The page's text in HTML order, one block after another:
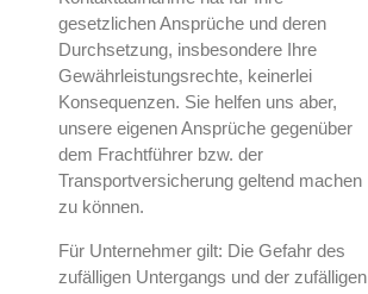
gesetzlichen Ansprüche und deren
Durchsetzung, insbesondere Ihre
Gewährleistungsrechte, keinerlei
Konsequenzen. Sie helfen uns aber,
unsere eigenen Ansprüche gegenüber
dem Frachtführer bzw. der
Transportversicherung geltend machen
zu können.
Für Unternehmer gilt: Die Gefahr des
zufälligen Untergangs und der zufälligen